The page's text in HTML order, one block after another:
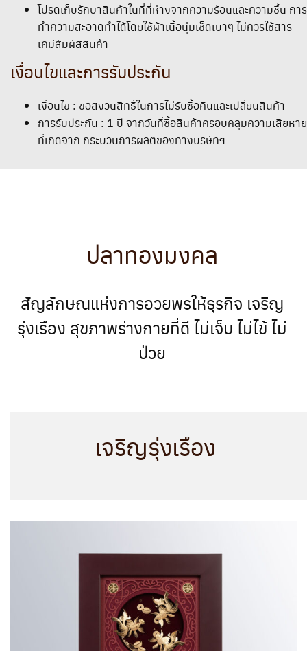
โปรดเก็บรักษาสินค้าในที่ที่ห่างจากความร้อนและความชื้น การ
ทำความสะอาดทำได้โดยใช้ผ้าเนื้อนุ่มเช็ดเบาๆ ไม่ควรใช้สาร
เคมีสัมผัสสินค้า
เงื่อนไขและการรับประกัน
เงื่อนไข : ขอสงวนสิทธิ์ในการไม่รับซื้อคืนและเปลี่ยนสินค้า
การรับประกัน : 1 ปี จากวันที่ซื้อสินค้าครอบคลุมความเสียหาย
ที่เกิดจาก กระบวนการผลิตของทางบริษัทฯ
ปลาทองมงคล
สัญลักษณแห่งการอวยพรให้ธุรกิจ เจริญ
รุ่งเรือง สุขภาพร่างกายที่ดี ไม่เจ็บ ไม่ไข้ ไม่
ป่วย
เจริญรุ่งเรือง